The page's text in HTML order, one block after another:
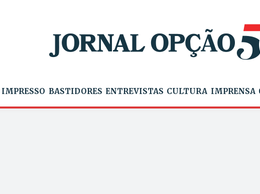
IMPRESSO BASTIDORES ENTREVISTAS CULTURA IMPRENSA